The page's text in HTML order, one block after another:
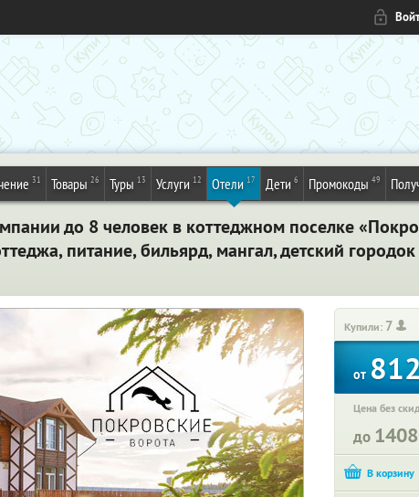
31 Товары 26 Туры 13 Услуги 12 Отели 17 Дети 6 Промокоды 49
до 8 человек в коттеджном поселке
питание, бильярд, мангал, детский городок
Купили: 7
от
Цена без
до